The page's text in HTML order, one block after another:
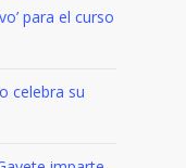
para el curso
celebra su